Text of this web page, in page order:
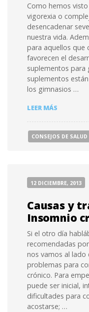
Como hemos
vigorexia o
desencadenar
nuestra vida.
para aquellos que
favorecen el
suplementos para
suplementos
los gimnasios …
LEER MÁS
GANAR
MASA
DE
LA
CONSEJOS DE SALUD
12 DICIEMBRE, 2013
Causas y
Insomnio
Si el otro día
recomendadas
nos vamos al
problemas para
crónico. Para
puede ser inicial,
dificultades para
acostarse; …